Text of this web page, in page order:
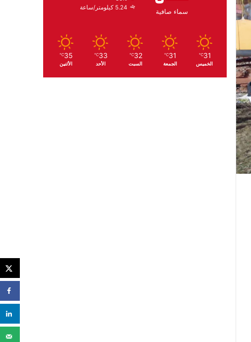
سماء صافية
5.24 كيلومتر/ساعة
31
℃
الخميس
31
℃
الجمعة
32
℃
السبت
33
℃
الأحد
35
℃
الأثنين